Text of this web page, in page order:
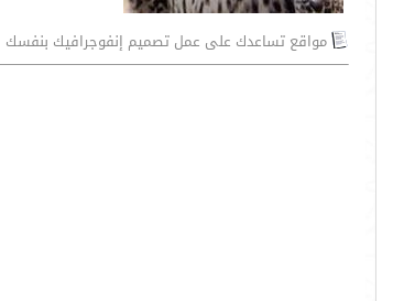
مواقع تساعدك على عمل تصميم إنفوجرافيك بنفسك